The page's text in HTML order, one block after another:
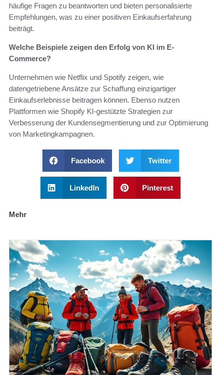
häufige Fragen zu beantworten und bieten personalisierte
Empfehlungen, was zu einer positiven Einkaufserfahrung
beiträgt.
Welche Beispiele zeigen den Erfolg von KI im E-
Commerce?
Unternehmen wie Netflix und Spotify zeigen, wie
datengetriebene Ansätze zur Schaffung einzigartiger
Einkaufserlebnisse beitragen können. Ebenso nutzen
Plattformen wie Shopify KI-gestützte Strategien zur
Verbesserung der Kundensegmentierung und zur Optimierung
von Marketingkampagnen.
Facebook Twitter
LinkedIn Pinterest
Mehr